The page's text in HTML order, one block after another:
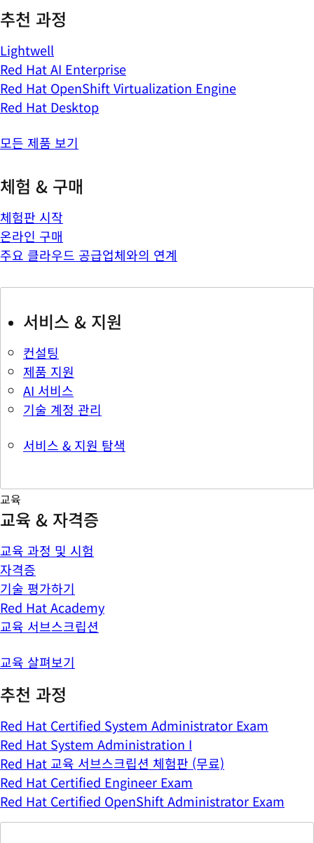
추천 과정
Lightwell
Red Hat AI Enterprise
Red Hat OpenShift Virtualization Engine
Red Hat Desktop
모든 제품 보기
체험 & 구매
체험판 시작
온라인 구매
주요 클라우드 공급업체와의 연계
서비스 & 지원
컨설팅
제품 지원
AI 서비스
기술 계정 관리
서비스 & 지원 탐색
교육
교육 & 자격증
교육 과정 및 시험
자격증
기술 평가하기
Red Hat Academy
교육 서브스크립션
교육 살펴보기
추천 과정
Red Hat Certified System Administrator Exam
Red Hat System Administration I
Red Hat 교육 서브스크립션 체험판 (무료)
Red Hat Certified Engineer Exam
Red Hat Certified OpenShift Administrator Exam